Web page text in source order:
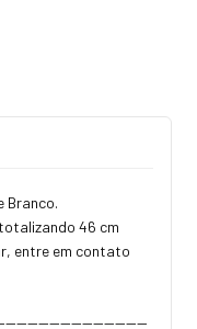
Branco.
46 cm
entre em contato